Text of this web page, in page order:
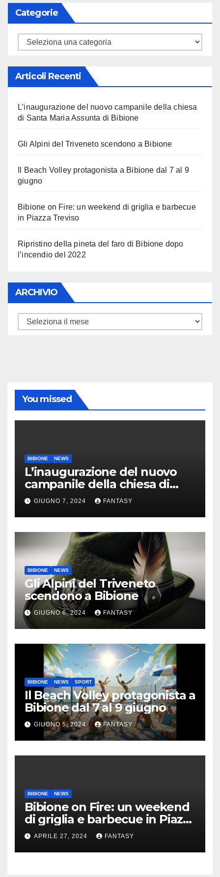
Categorie
Categorie
Articoli Recenti
L’inaugurazione del nuovo campanile della chiesa
di Santa Maria Assunta di Bibione
Gli Alpini del Triveneto scendono a Bibione
Il Beach Volley protagonista a Bibione dal 7 al 9
giugno
Bibione on Fire: un weekend di griglia e barbecue
in Piazza Treviso
Ripristino della pineta del faro di Bibione dopo
l’incendio del 2022
ARCHIVIO
ARCHIVIO
You missed
BIBIONE NEWS
L’inaugurazione del nuovo
campanile della chiesa di
Santa Maria Assunta di
Bibione
GIUGNO 7, 2024 FANTASY
BIBIONE NEWS
Gli Alpini del Triveneto
scendono a Bibione
GIUGNO 6, 2024 FANTASY
BIBIONE NEWS SPORT
Il Beach Volley protagonista a
Bibione dal 7 al 9 giugno
GIUGNO 5, 2024 FANTASY
BIBIONE NEWS
Bibione on Fire: un weekend
di griglia e barbecue in Piazza
Treviso
APRILE 27, 2024 FANTASY